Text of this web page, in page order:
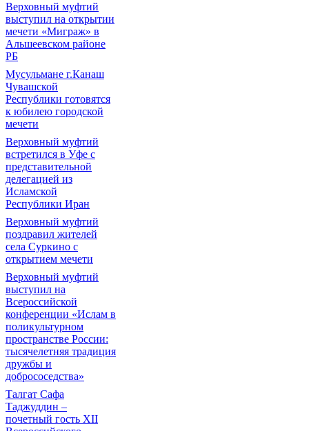
Верховный муфтий
выступил на открытии
мечети «Миграж» в
Альшеевском районе
РБ
Мусульмане г.Канаш
Чувашской
Республики готовятся
к юбилею городской
мечети
Верховный муфтий
встретился в Уфе с
представительной
делегацией из
Исламской
Республики Иран
Верховный муфтий
поздравил жителей
села Суркино с
открытием мечети
Верховный муфтий
выступил на
Всероссийской
конференции «Ислам в
поликультурном
пространстве России:
тысячелетняя традиция
дружбы и
добрососедства»
Талгат Сафа
Таджуддин –
почетный гость XII